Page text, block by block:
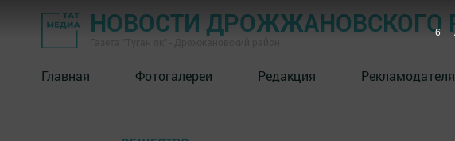
НОВОСТИ ДРОЖЖАНОВСКОГО
Главная Фотогалереи Редакция
5